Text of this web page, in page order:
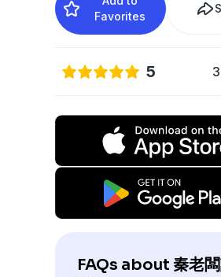
Favorites
5
FAQs about 秦老